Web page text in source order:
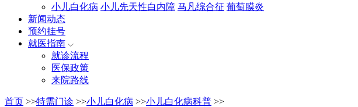
小儿白化病 小儿先天性白内障 马凡综合征 葡萄膜炎
新闻动态
预约挂号
就医指南
就诊流程
医保政策
来院路线
首页 >>特需门诊 >>小儿白化病 >>小儿白化病科普 >>